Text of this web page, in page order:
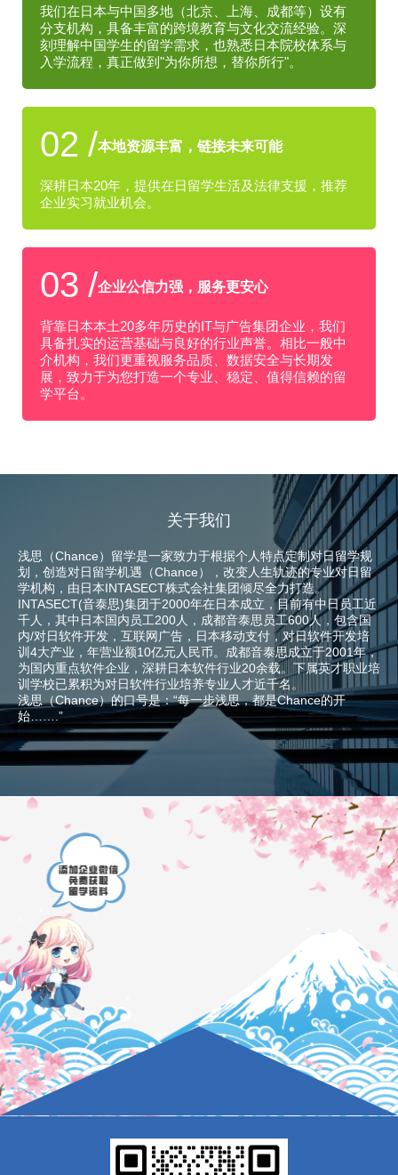
我们在日本与中国多地（北京、上海、成都等）设有
分支机构，具备丰富的跨境教育与文化交流经验。深
刻理解中国学生的留学需求，也熟悉日本院校体系与
入学流程，真正做到"为你所想，替你所行"。
02 /本地资源丰富，链接未来可能
深耕日本20年，提供在日留学生活及法律支援，推荐
企业实习就业机会。
03 /企业公信力强，服务更安心
背靠日本本土20多年历史的IT与广告集团企业，我们
具备扎实的运营基础与良好的行业声誉。相比一般中
介机构，我们更重视服务品质、数据安全与长期发
展，致力于为您打造一个专业、稳定、值得信赖的留
学平台。
关于我们
浅思（Chance）留学是一家致力于根据个人特点定制对日留学规
划，创造对日留学机遇（Chance），改变人生轨迹的专业对日留
学机构，由日本INTASECT株式会社集团倾尽全力打造。
INTASECT(音泰思)集团于2000年在日本成立，目前有中日员工近
千人，其中日本国内员工200人，成都音泰思员工600人，包含国
内/对日软件开发，互联网广告，日本移动支付，对日软件开发培
训4大产业，年营业额10亿元人民币。成都音泰思成立于2001年，
为国内重点软件企业，深耕日本软件行业20余载。下属英才职业培
训学校已累积为对日软件行业培养专业人才近千名。
浅思（Chance）的口号是：“每一步浅思，都是Chance的开
始…….”